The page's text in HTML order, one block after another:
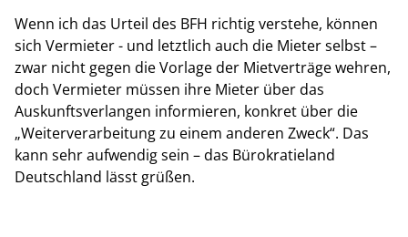
Wenn ich das Urteil des BFH richtig verstehe, können
sich Vermieter ­- und letztlich auch die Mieter selbst –
zwar nicht gegen die Vorlage der Mietverträge wehren,
doch Vermieter müssen ihre Mieter über das
Auskunftsverlangen informieren, konkret über die
„Weiterverarbeitung zu einem anderen Zweck“. Das
kann sehr aufwendig sein – das Bürokratieland
Deutschland lässt grüßen.